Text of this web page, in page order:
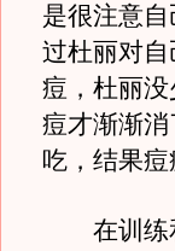
是很注意
过杜丽对
痘，杜丽
痘才渐渐
吃，结果痘
在训练和